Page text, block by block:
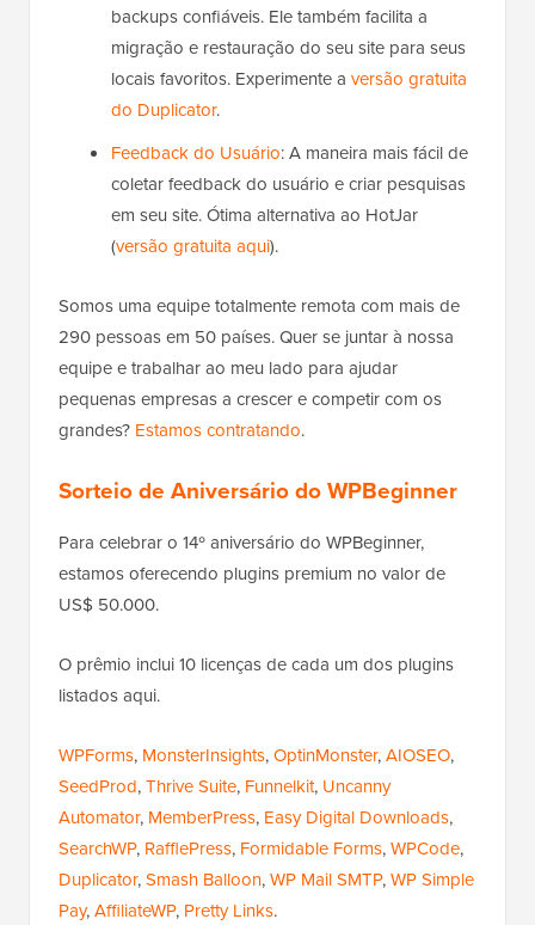
backups confiáveis. Ele também facilita a
migração e restauração do seu site para seus
locais favoritos. Experimente a versão gratuita
do Duplicator.
Feedback do Usuário: A maneira mais fácil de
coletar feedback do usuário e criar pesquisas
em seu site. Ótima alternativa ao HotJar
(versão gratuita aqui).
Somos uma equipe totalmente remota com mais de
290 pessoas em 50 países. Quer se juntar à nossa
equipe e trabalhar ao meu lado para ajudar
pequenas empresas a crescer e competir com os
grandes? Estamos contratando.
Sorteio de Aniversário do WPBeginner
Para celebrar o 14º aniversário do WPBeginner,
estamos oferecendo plugins premium no valor de
US$ 50.000.
O prêmio inclui 10 licenças de cada um dos plugins
listados aqui.
WPForms, MonsterInsights,OptinMonster,AIOSEO,
SeedProd,Thrive Suite, Funnelkit, Uncanny
Automator, MemberPress, Easy Digital Downloads,
SearchWP, RafflePress, Formidable Forms,WPCode,
Duplicator,Smash Balloon,WP Mail SMTP,WP Simple
Pay,AffiliateWP, Pretty Links.